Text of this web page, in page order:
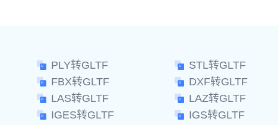
PLY转GLTF STL转GLTF
FBX转GLTF DXF转GLTF
LAS转GLTF LAZ转GLTF
IGES转GLTF IGS转GLTF